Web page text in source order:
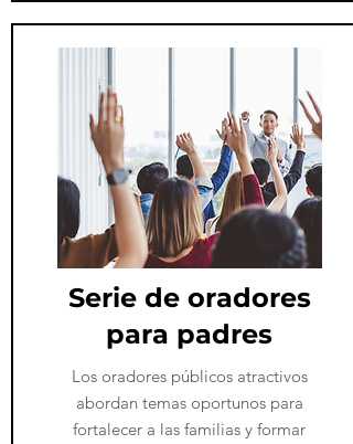
​Serie de oradores
para padres
​Los oradores públicos atractivos
abordan temas oportunos para
fortalecer a las familias y formar